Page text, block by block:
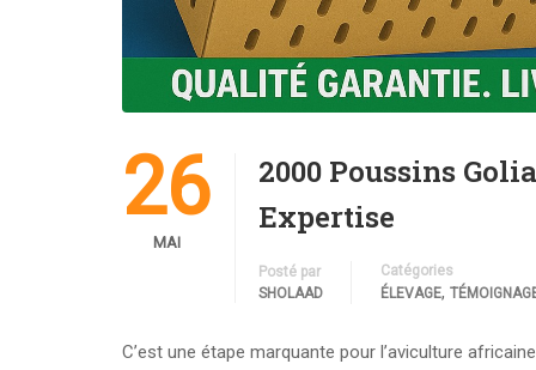
26
MAI
2000 Poussins
Expertise
Posté par
SHOLAAD
Catégories
ÉLEVAGE,
C’est une étape marquante pour l’aviculture